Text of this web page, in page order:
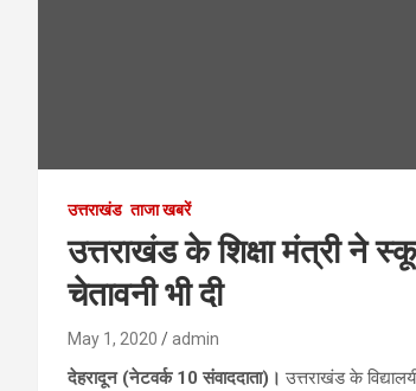
उत्तराखंड ताजा खबरें
उत्तराखंड के शिक्षा मंत्री ने
चेतावनी भी दी
May 1, 2020 admin
देहरादून (नेटवर्क 10 संवाददाता)।उत्तराखंड के